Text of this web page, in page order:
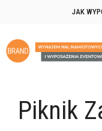
treści
JAK
Piknik